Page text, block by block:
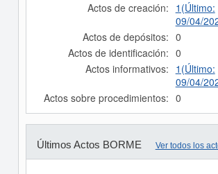
Actos de creación: 1(Último:
09/04/
Actos de depósitos: 0
Actos de identificación: 0
Actos informativos: 1(Último:
09/04/
Actos sobre procedimientos: 0
Últimos Actos BORME Ver todos los